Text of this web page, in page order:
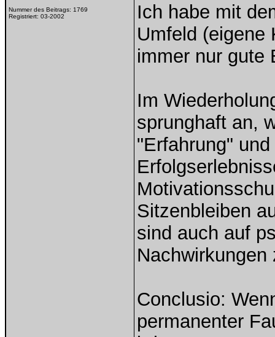
Nummer des Beitrags: 1769
Registriert: 03-2002
Ich habe mit
Umfeld (eigene
immer nur gute
Im
sprunghaft an,
"Erfahrung"
Sitzenbleiben
sind auch auf
Conclusio:
permanenter